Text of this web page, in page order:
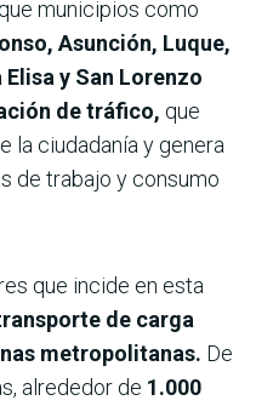
municipios como
Asunción, Luque,
y San Lorenzo
de tráfico, que
la ciudadanía y genera
de trabajo y consumo
que incide en esta
de carga
metropolitanas. De
alrededor de 1.000